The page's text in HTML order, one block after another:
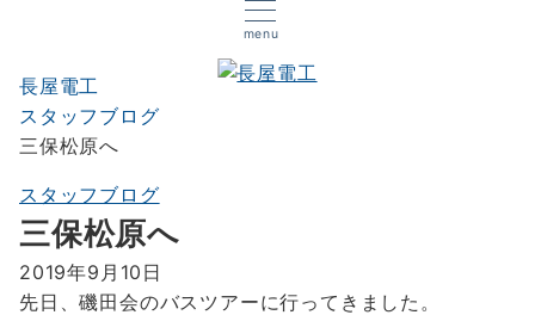
menu
長屋電工
スタッフブログ
三保松原へ
スタッフブログ
三保松原へ
2019年9月10日
先日、磯田会のバスツアーに行ってきました。